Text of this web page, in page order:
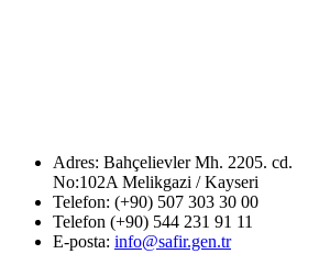
Adres: Bahçelievler Mh. 2205. cd.
No:102A Melikgazi / Kayseri
Telefon: (+90) 507 303 30 00
Telefon (+90) 544 231 91 11
E-posta: info@safir.gen.tr